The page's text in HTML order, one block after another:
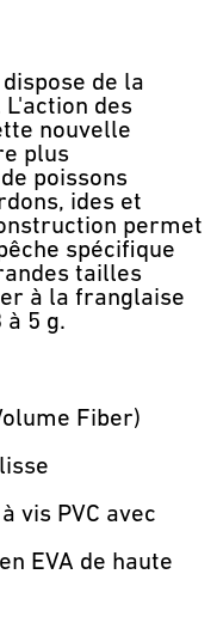
de la
des
nouvelle
plus
poissons
ides et
permet
spécifique
tailles
à la franglaise
5 g.
Fiber)
vis PVC avec
EVA de haute